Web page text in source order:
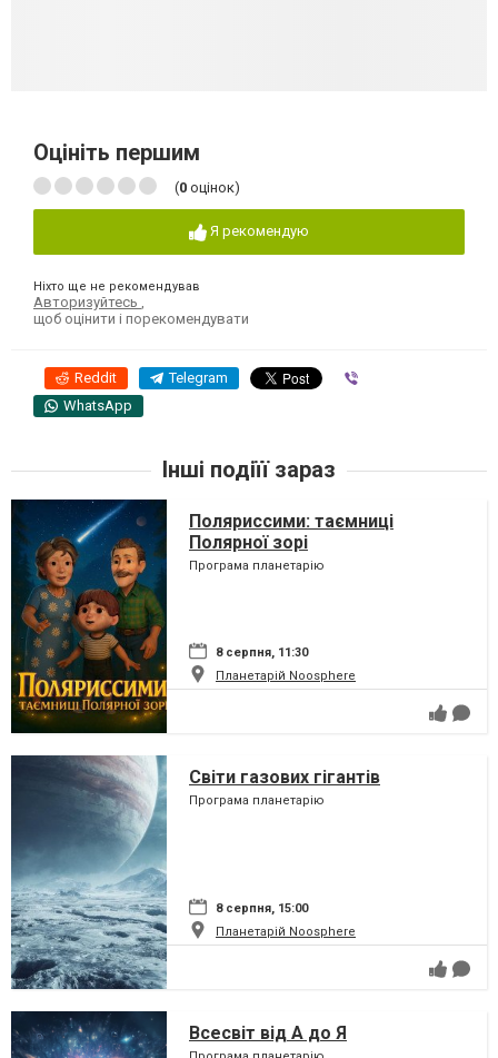
Оцініть першим
(0 оцінок)
Я рекомендую
Ніхто ще не рекомендував
Авторизуйтесь
щоб оцінити і порекомендувати
Reddit Telegram
WhatsApp
Інші подіїї зараз
Поляриссими: таємниці
Полярної зорі
Програма планетарію
8 серпня, 11:30
Планетарій Noosphere
Світи газових гігантів
Програма планетарію
8 серпня, 15:00
Планетарій Noosphere
Всесвіт від А до Я